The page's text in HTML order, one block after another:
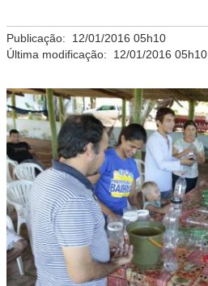
Publicação: 12/01/2016 05h10
Última modificação: 12/01/2016 05h10